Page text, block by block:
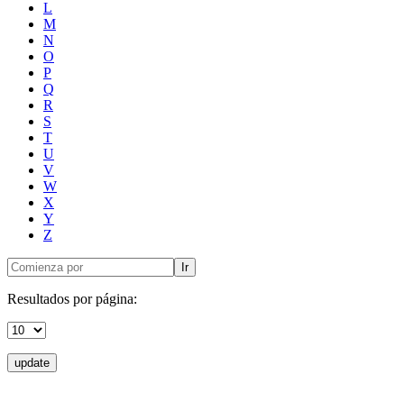
L
M
N
O
P
Q
R
S
T
U
V
W
X
Y
Z
Ir
Resultados por página:
update